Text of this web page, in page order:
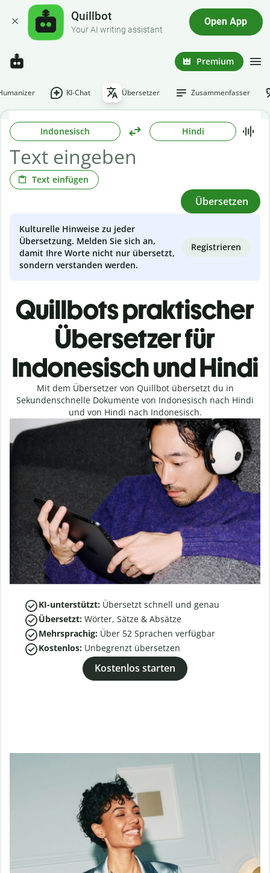
Quillbot
Your AI writing assistant
Open App
Premium
KI-Chat Übersetzer Zusammenfasser
Indonesisch Hindi
Text einfügen
Übersetzen
Kulturelle Hinweise zu jeder
Übersetzung. Melden Sie sich an,
damit Ihre Worte nicht nur übersetzt,
sondern verstanden werden.
Registrieren
Quillbots praktischer
Übersetzer für
Indonesisch und Hindi
Mit dem Übersetzer von Quillbot übersetzt du in
Sekundenschnelle Dokumente von Indonesisch nach Hindi
und von Hindi nach Indonesisch.
KI-unterstützt: Übersetzt schnell und genau
Übersetzt: Wörter, Sätze & Absätze
Mehrsprachig: Über 52 Sprachen verfügbar
Kostenlos: Unbegrenzt übersetzen
Kostenlos starten